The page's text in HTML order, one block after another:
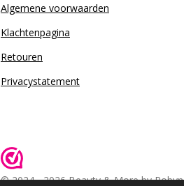
Algemene voorwaarden
Klachtenpagina
Retouren
Privacystatement
© 2024 - 2026 Beauty & More by Robyn